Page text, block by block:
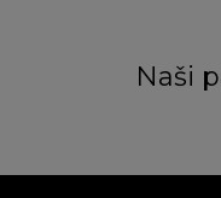
Naši